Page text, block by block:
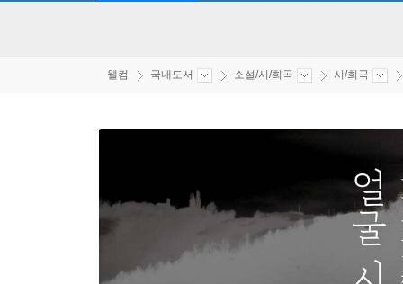
웰컴 국내도서 소설/시/희곡 시/희곡